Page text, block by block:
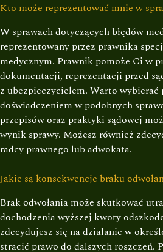
Kto może reprezentować mnie w
W sprawach dotyczących błędów
reprezentowany przez prawnika
medycznym. Prawnik pomoże Ci w
dokumentacji, reprezentacji przed
z ubezpieczycielem. Warto wybierać
doświadczeniem w podobnych
przepisów oraz praktyki sądowej
wynik sprawy. Możesz również
radcy prawnego lub adwokata.
Jakie są konsekwencje braku
Brak odwołania może skutkować
dochodzenia wyższej kwoty
zdecydujesz się na działanie w
stracić prawo do dalszych roszczeń.